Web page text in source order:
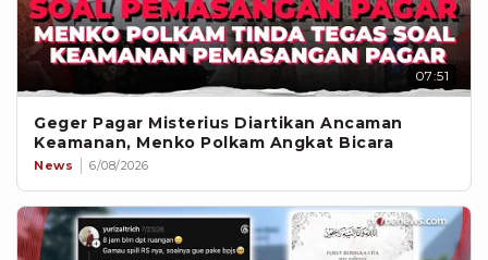
07:51
Geger Pagar Misterius Diartikan Ancaman
Keamanan, Menko Polkam Angkat Bicara
News 6/08/2026